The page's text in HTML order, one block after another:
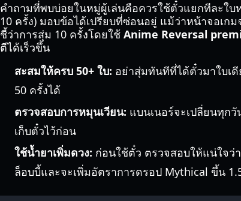
คำถามที่พบบ่อยในหมู่ผู้เล่นคือควรใช้ตั๋วแยกทีละใบ
10 ครั้ง) มอบข้อได้เปรียบที่ซ่อนอยู่ แม้ว่าหน้าจอเก
ชี้ว่าการสุ่ม 10 ครั้งโดยใช้ Anime Reversal
ตีได้เร็วขึ้น
สะสมให้ครบ 50+ ใบ: อย่าสุ่มทันทีที่ได้ตั๋วมาใบเ
50 ครั้งได้
ตรวจสอบการหมุนเวียน: แบนเนอร์จะเปลี่ยนทุก
เก็บตั๋วไว้ก่อน
ใช้น้ำยาเพิ่มดวง: ก่อนใช้ตั๋ว ตรวจสอบให้แน่ใจว่
ล็อบบี้และจะเพิ่มอัตราการดรอป Mythical ขึ้น